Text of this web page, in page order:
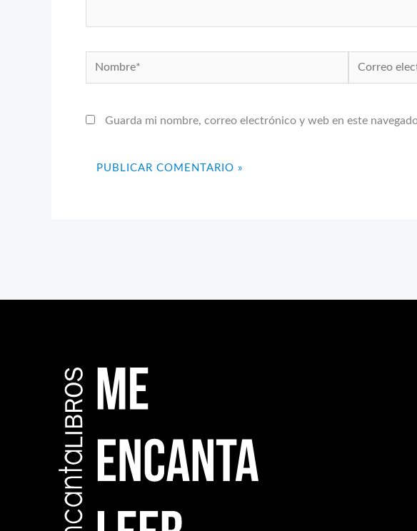
Nombre*
Correo
electrónico*
Guarda mi nombre, correo electrónico y web en este